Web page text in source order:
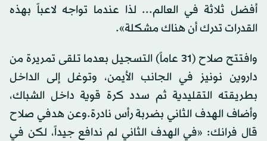
أفضل ثلاثة في العالم... لذا عندما تواجه لاعباً بهذه
القدرات تدرك أن هناك مشكلة».
وافتتح صلاح (31 عاماً) التسجيل بعدما تلقى تمريرة من
داروين نونيز في الجانب الأيمن، وتوغل إلى الداخل
بطريقته التقليدية ثم سدد كرة قوية داخل الشباك،
وأضاف الهدف الثاني بضربة رأس نادرة.وعن هدفي صلاح
قال فرانك: «في الهدف الثاني لم ندافع جيداً، لكن في